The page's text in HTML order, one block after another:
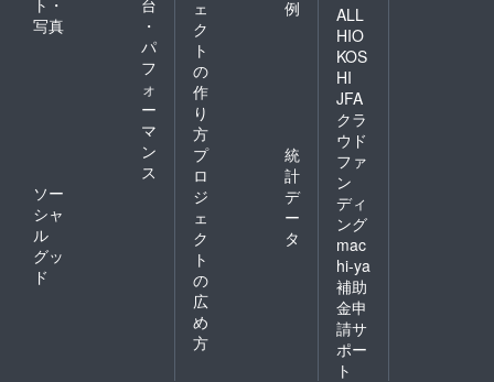
写真
・
パ
フ
ォ
ー
マ
ン
ス
ソー
シャ
ル
グッ
ド
ェ
ク
ト
の
作
り
方
例
プ
ロ
ジ
ェ
ク
ト
の
広
め
方
統
計
デ
ー
タ
ALL
HIO
KOS
HI
JFA
クラ
ウド
ファ
ン
ディ
ング
mac
hi-ya
補助
金申
請サ
ポー
ト